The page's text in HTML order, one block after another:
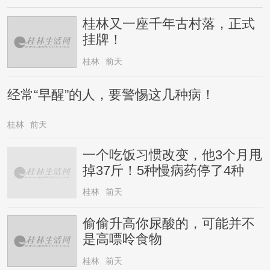
桂林又一座千年古村落，正式
挂牌！
桂林 前天
经常“早醒”的人，要警惕这几种病！
桂林 前天
一个吃饭习惯改变，他3个月甩
掉37斤！5种慢病药停了4种
桂林 前天
偷偷升高你尿酸的，可能并不
是高嘌呤食物
桂林 前天